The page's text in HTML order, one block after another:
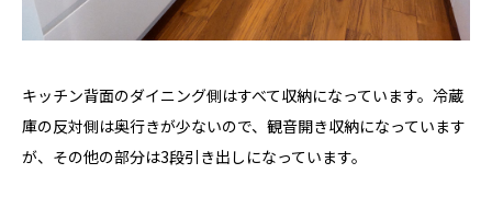
キッチン背面のダイニング側はすべて収納になっています。冷蔵
庫の反対側は奥行きが少ないので、観音開き収納になっています
が、その他の部分は3段引き出しになっています。